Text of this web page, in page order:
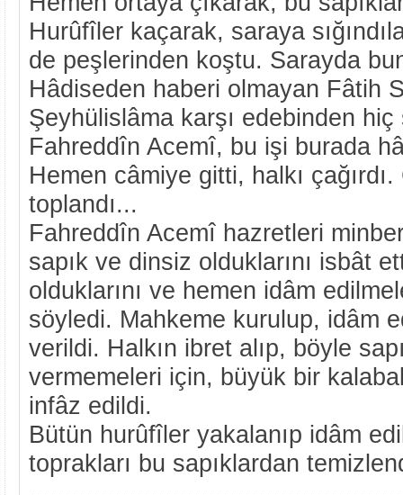
Hurûfîler kaçarak, saraya
de peşlerinden koştu. Sarayda
Hâdiseden haberi olmayan Fâtih
Şeyhülislâma karşı edebinden hiç
Fahreddîn Acemî, bu işi burada
Hemen câmiye gitti, halkı
toplandı...
Fahreddîn Acemî hazretleri
sapık ve dinsiz olduklarını isbât
olduklarını ve hemen idâm
söyledi. Mahkeme kurulup, idâm
verildi. Halkın ibret alıp, böyle
vermemeleri için, büyük bir
infâz edildi.
Bütün hurûfîler yakalanıp idâm
toprakları bu sapıklardan